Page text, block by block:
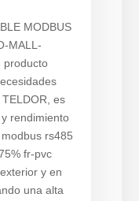
MODBUS
MALL-
producto
es
rendimiento
rs485
fr-pvc
y en
una alta